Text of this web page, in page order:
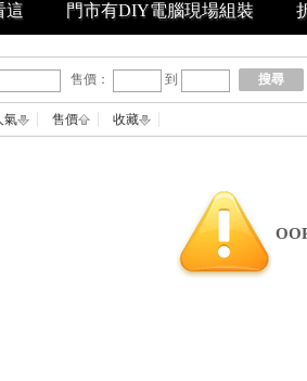
這 門市有DIY電腦現場組裝
售價： 到 搜尋
氣 售價 收藏